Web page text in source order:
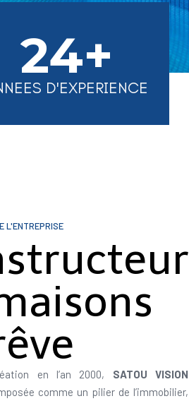
24+
D'EXPERIENCE
L'ENTREPRISE
en l’an 2000, SATOU VISION
comme un pilier de l’immobilier,